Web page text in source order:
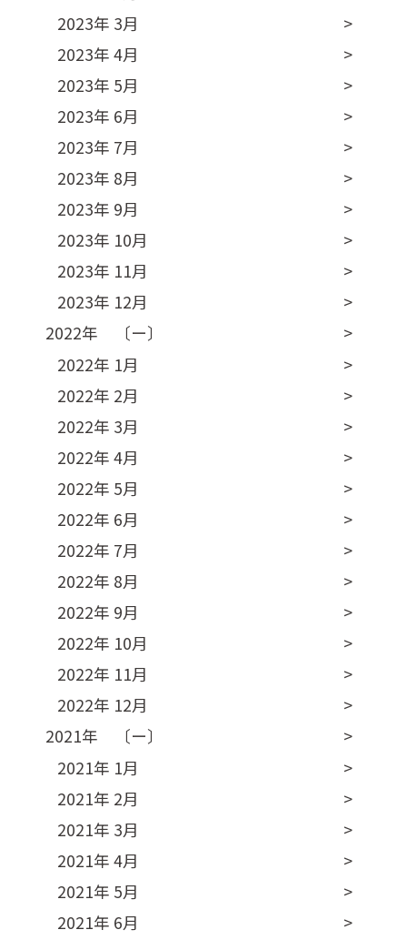
2023年 3月
2023年 4月
2023年 5月
2023年 6月
2023年 7月
2023年 8月
2023年 9月
2023年 10月
2023年 11月
2023年 12月
2022年 〔ー〕
2022年 1月
2022年 2月
2022年 3月
2022年 4月
2022年 5月
2022年 6月
2022年 7月
2022年 8月
2022年 9月
2022年 10月
2022年 11月
2022年 12月
2021年 〔ー〕
2021年 1月
2021年 2月
2021年 3月
2021年 4月
2021年 5月
2021年 6月